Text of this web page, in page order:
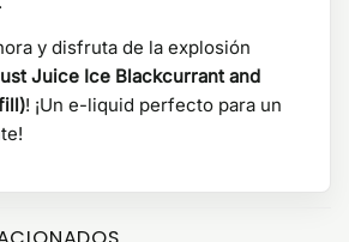
y disfruta de la explosión
Juice Ice Blackcurrant and
! ¡Un e-liquid perfecto para un